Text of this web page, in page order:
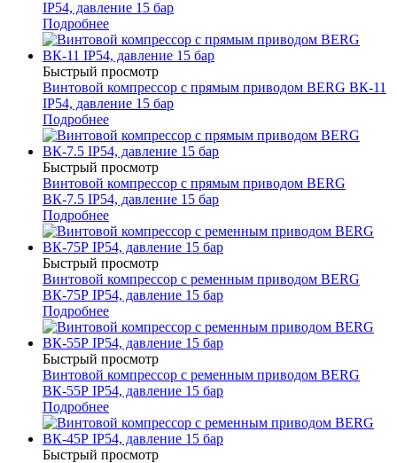
IP54, давление 15 бар
Подробнее
Быстрый просмотр
Винтовой компрессор с прямым приводом BERG ВК-11
IP54, давление 15 бар
Подробнее
Быстрый просмотр
Винтовой компрессор с прямым приводом BERG
ВК-7.5 IP54, давление 15 бар
Подробнее
Быстрый просмотр
Винтовой компрессор с ременным приводом BERG
ВК-75Р IP54, давление 15 бар
Подробнее
Быстрый просмотр
Винтовой компрессор с ременным приводом BERG
ВК-55Р IP54, давление 15 бар
Подробнее
Быстрый просмотр